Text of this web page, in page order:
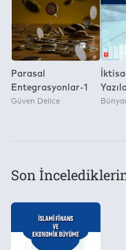
Parasal
Entegrasyonlar-1
Güven Delice
Son